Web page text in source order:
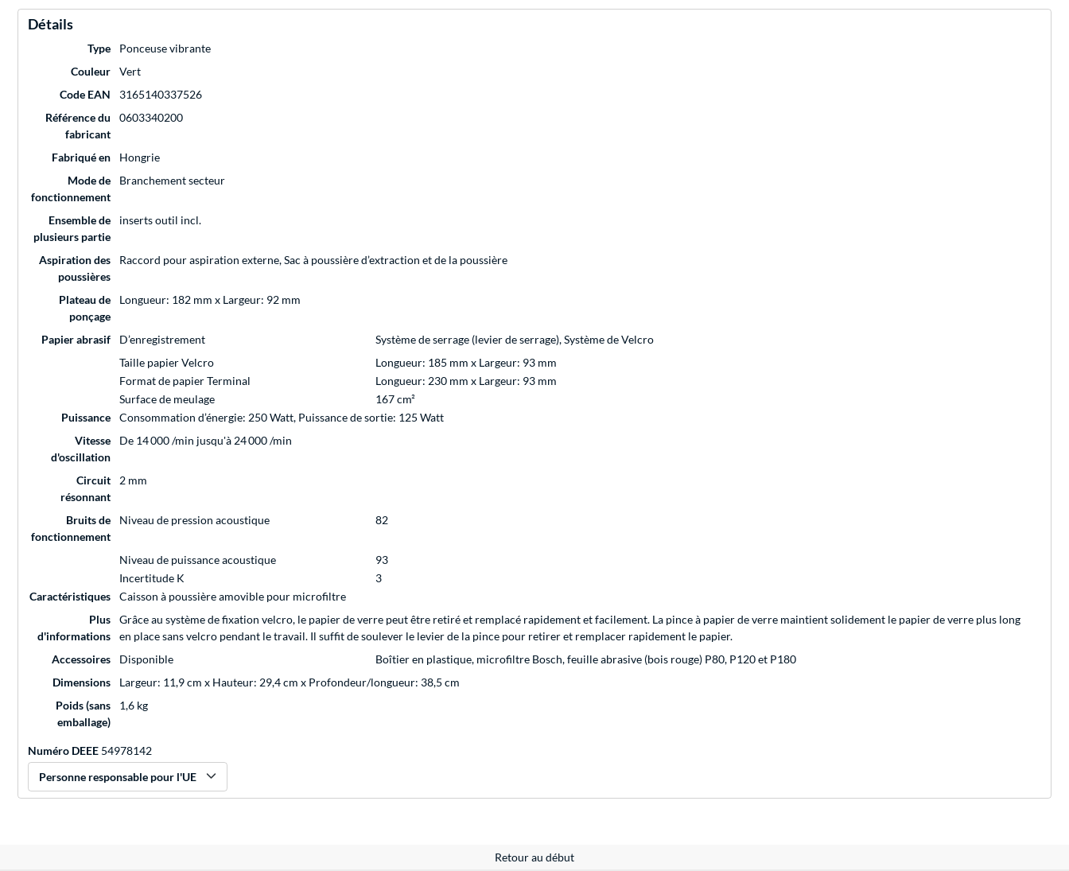
Détails
Type
Ponceuse vibrante
Couleur
Vert
Code EAN
3165140337526
Référence du
fabricant
0603340200
Fabriqué en
Hongrie
Mode de
fonctionnement
Branchement secteur
Ensemble de
plusieurs partie
inserts outil incl.
Aspiration des
poussières
Raccord pour aspiration externe, Sac à poussière d’extraction et de la poussière
Plateau de
ponçage
Longueur: 182 mm x Largeur: 92 mm
Papier abrasif D’enregistrement
Système de serrage (levier de serrage), Système de Velcro
Taille papier Velcro
Longueur: 185 mm x Largeur: 93 mm
Format de papier Terminal
Longueur: 230 mm x Largeur: 93 mm
Surface de meulage
167 cm²
Puissance
Consommation d’énergie: 250 Watt, Puissance de sortie: 125 Watt
Vitesse
d'oscillation
De 14 000 /min jusqu'à 24 000 /min
Circuit
résonnant
2 mm
Bruits de
fonctionnement
Niveau de pression acoustique 82
Niveau de puissance acoustique
93
Incertitude K
3
Caractéristiques
Caisson à poussière amovible pour microfiltre
Plus
d'informations
Grâce au système de fixation velcro, le papier de verre peut être retiré et remplacé rapidement et facilement. La pince à papier de verre maintient solidement le papier de verre plus long
en place sans velcro pendant le travail. Il suffit de soulever le levier de la pince pour retirer et remplacer rapidement le papier.
Accessoires
Disponible
Boîtier en plastique, microfiltre Bosch, feuille abrasive (bois rouge) P80, P120 et P180
Dimensions
Largeur: 11,9 cm x Hauteur: 29,4 cm x Profondeur/longueur: 38,5 cm
Poids (sans
emballage)
1,6 kg
Numéro DEEE 54978142
Personne responsable pour l'UE
Retour au début